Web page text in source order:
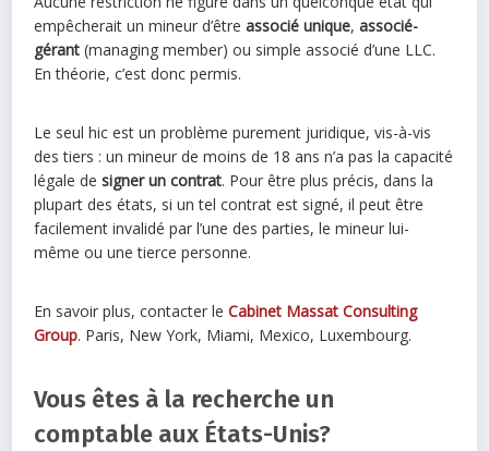
empêcherait un mineur d’êtreassocié unique,associé-
gérant (managing member) ou simple associé d’une LLC.
En théorie, c’est donc permis.
Le seul hic est un problème purement juridique, vis-à-vis
des tiers : un mineur de moins de 18 ans n’a pas la capacité
légale designer un contrat. Pour être plus précis, dans la
plupart des états, si un tel contrat est signé, il peut être
facilement invalidé par l’une des parties, le mineur lui-
même ou une tierce personne.
En savoir plus, contacter leCabinet Massat Consulting
Group. Paris, New York, Miami, Mexico, Luxembourg.
Vous êtes à la recherche un
comptable aux États-Unis?